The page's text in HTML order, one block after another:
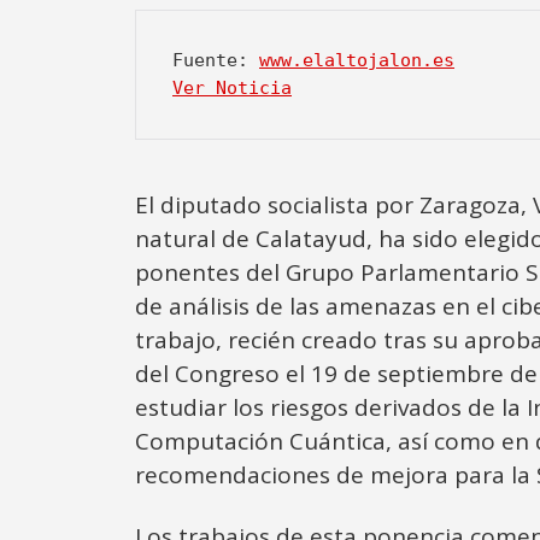
Fuente: www.elaltojalon.es
Ver Noticia
El diputado socialista por Zaragoza,
natural de Calatayud, ha sido
ponentes del Grupo Parlamentario
de análisis de las amenazas en el
trabajo, recién creado tras su
del Congreso el 19 de septiembre
estudiar los riesgos derivados de la
Computación Cuántica, así como
recomendaciones de mejora para la